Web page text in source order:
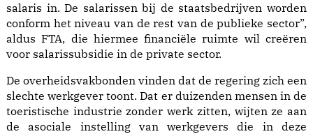
salaris in. De salarissen bij de staatsbedrijven worden
conform het niveau van de rest van de publieke sector”,
aldus FTA, die hiermee financiële ruimte wil creëren
voor salarissubsidie in de private sector.
De overheidsvakbonden vinden dat de regering zich een
slechte werkgever toont. Dat er duizenden mensen in de
toeristische industrie zonder werk zitten, wijten ze aan
de asociale instelling van werkgevers die in deze